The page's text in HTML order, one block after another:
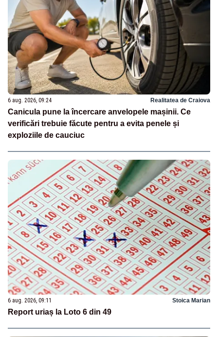
6 aug. 2026, 09:24 Realitatea de Craiova
Canicula pune la încercare anvelopele mașinii. Ce
verificări trebuie făcute pentru a evita penele și
exploziile de cauciuc
6 aug. 2026, 09:11 Stoica Marian
Report uriaș la Loto 6 din 49